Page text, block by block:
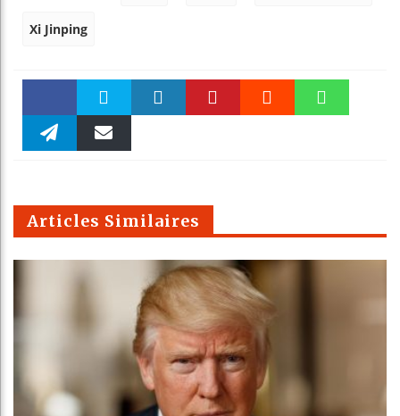
Xi Jinping
Faceboo Twitter
m
Articles Similaires